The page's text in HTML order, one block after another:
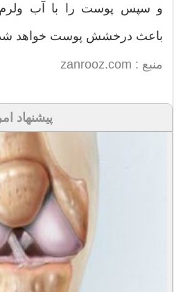
و سپس پوست را با آب ولرم
باعث درخشش پوست خواهد
منبع : zanrooz.com
پیشنهاد